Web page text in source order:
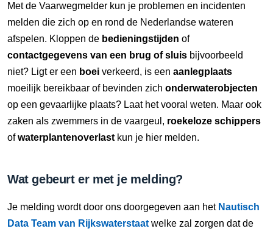
Met de Vaarwegmelder kun je problemen en incidenten
melden die zich op en rond de Nederlandse wateren
afspelen. Kloppen de bedieningstijden of
contactgegevens van een brug of sluis bijvoorbeeld
niet? Ligt er een boei verkeerd, is een aanlegplaats
moeilijk bereikbaar of bevinden zich onderwaterobjecten
op een gevaarlijke plaats? Laat het vooral weten. Maar ook
zaken als zwemmers in de vaargeul, roekeloze schippers
ofwaterplantenoverlast kun je hier melden.
Wat gebeurt er met je melding?
Je melding wordt door ons doorgegeven aan het Nautisch
Data Team van Rijkswaterstaat welke zal zorgen dat de